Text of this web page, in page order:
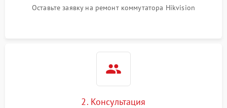
Оставьте заявку на ремонт коммутатора Hikvision
2. Консультация